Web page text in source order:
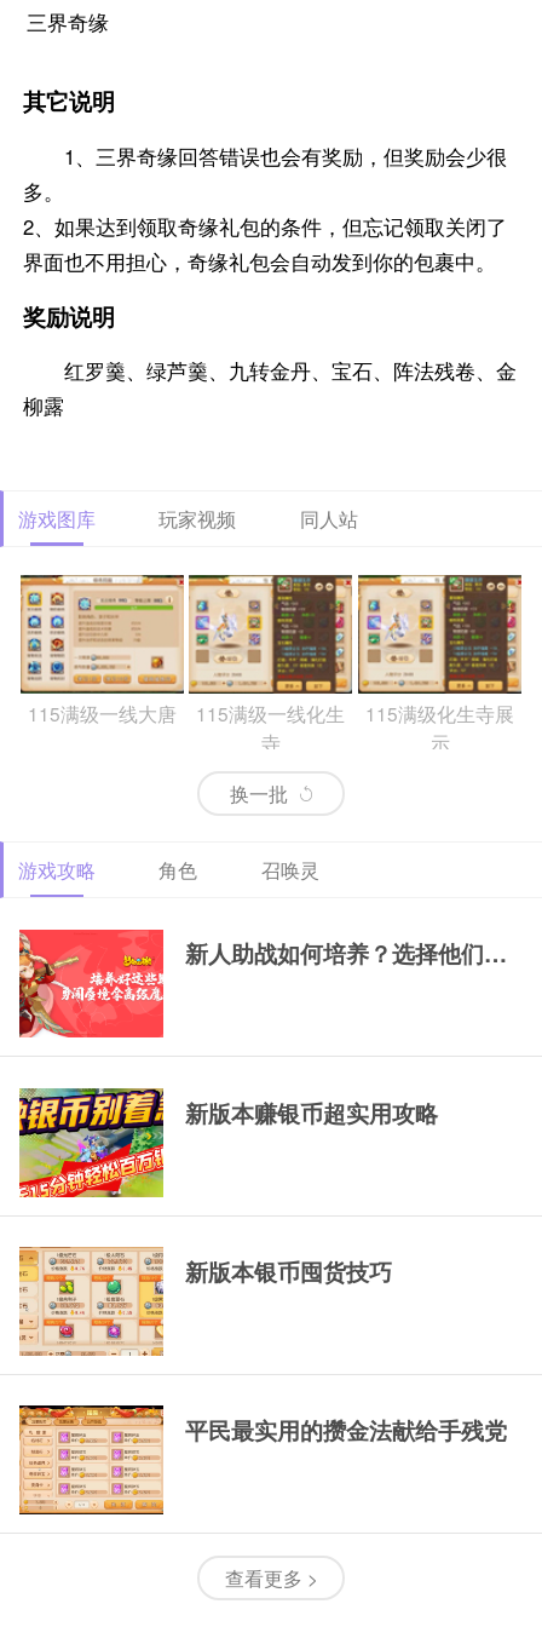
三界奇缘
其它说明
1、三界奇缘回答错误也会有奖励，但奖励会少很
多。
2、如果达到领取奇缘礼包的条件，但忘记领取关闭了
界面也不用担心，奇缘礼包会自动发到你的包裹中。
奖励说明
红罗羹、绿芦羹、九转金丹、宝石、阵法残卷、金
柳露
游戏图库 玩家视频 同人站
115满级一线大唐
115满级一线化生
寺
115满级化生寺展
示
示
示
换一批
游戏攻略 角色 召唤灵
新人助战如何培养？选择他们，一
新版本赚银币超实用攻略
新版本银币囤货技巧
平民最实用的攒金法献给手残党
查看更多 >